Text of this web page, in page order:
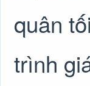
quân
trình